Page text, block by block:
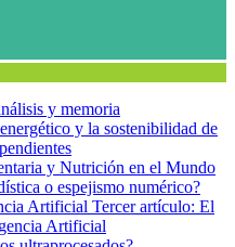
y memoria
y la sostenibilidad de
y Nutrición en el Mundo
o espejismo numérico?
Artificial Tercer artículo: El
Artificial